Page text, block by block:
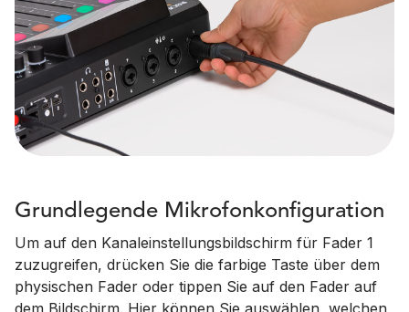
Grundlegende Mikrofonkonfiguration
Um auf den Kanaleinstellungsbildschirm für Fader 1
zuzugreifen, drücken Sie die farbige Taste über dem
physischen Fader oder tippen Sie auf den Fader auf
dem Bildschirm. Hier können Sie auswählen, welchen